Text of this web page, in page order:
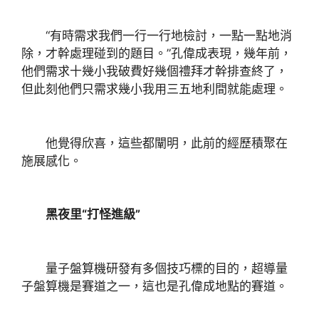
“有時需求我們一行一行地檢討，一點一點地消
除，才幹處理碰到的題目。”孔偉成表現，幾年前，
他們需求十幾小我破費好幾個禮拜才幹排查終了，
但此刻他們只需求幾小我用三五地利間就能處理。
他覺得欣喜，這些都闡明，此前的經歷積聚在
施展感化。
黑夜里“打怪進級”
量子盤算機研發有多個技巧標的目的，超導量
子盤算機是賽道之一，這也是孔偉成地點的賽道。